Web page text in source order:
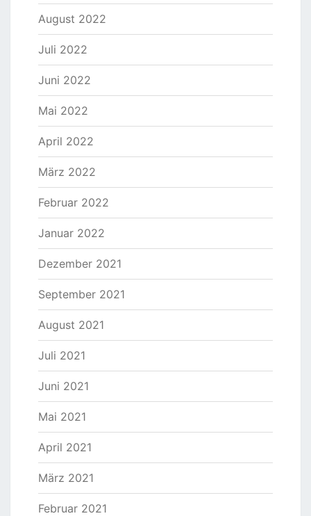
August 2022
Juli 2022
Juni 2022
Mai 2022
April 2022
März 2022
Februar 2022
Januar 2022
Dezember 2021
September 2021
August 2021
Juli 2021
Juni 2021
Mai 2021
April 2021
März 2021
Februar 2021